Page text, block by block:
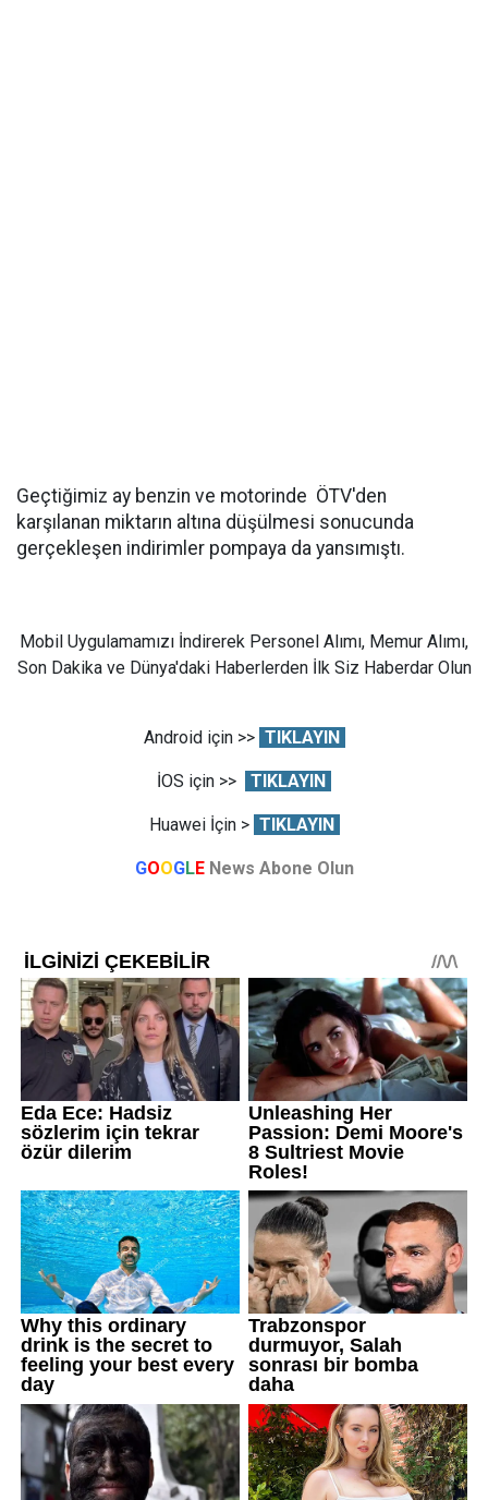
Geçtiğimiz ay benzin ve motorinde ÖTV'den
karşılanan miktarın altına düşülmesi sonucunda
gerçekleşen indirimler pompaya da yansımıştı.
Mobil Uygulamamızı İndirerek Personel Alımı, Memur Alımı,
Son Dakika ve Dünya'daki Haberlerden İlk Siz Haberdar Olun
Android için >> TIKLAYIN
İOS için >> TIKLAYIN
Huawei İçin > TIKLAYIN
GOOGLE News Abone Olun